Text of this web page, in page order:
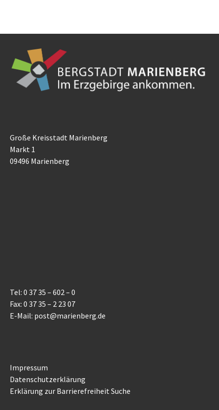
Große Kreisstadt Marienberg
Markt 1
09496 Marienberg
Tel: 0 37 35 – 602 – 0
Fax: 0 37 35 – 2 23 07
E-Mail: post@marienberg.de
Impressum
Datenschutzerklärung
Erklärung zur Barrierefreiheit Suche